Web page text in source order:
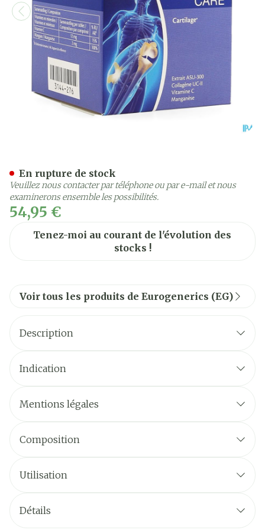
54,95 €
Tenez-moi au courant de l'évolution des
stocks !
En rupture de stock
Veuillez nous contacter par téléphone ou par e-mail et nous
examinerons ensemble les possibilités.
Voir tous les produits de Eurogenerics (EG)
Description
Indication
Mentions légales
Composition
Utilisation
Détails